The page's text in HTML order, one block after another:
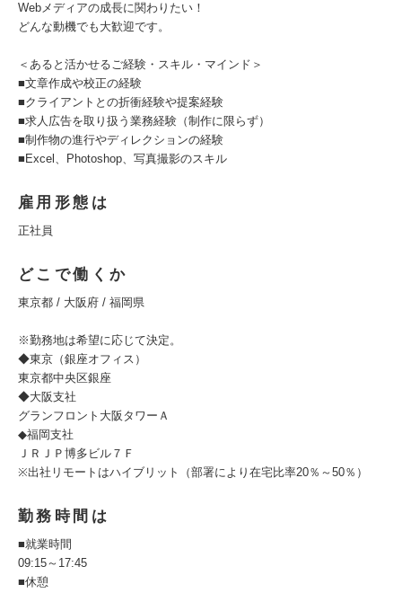
Webメディアの成長に関わりたい！
どんな動機でも大歓迎です。
＜あると活かせるご経験・スキル・マインド＞
■文章作成や校正の経験
■クライアントとの折衝経験や提案経験
■求人広告を取り扱う業務経験（制作に限らず）
■制作物の進行やディレクションの経験
■Excel、Photoshop、写真撮影のスキル
雇用形態は
正社員
どこで働くか
東京都 / 大阪府 / 福岡県
※勤務地は希望に応じて決定。
◆東京（銀座オフィス）
東京都中央区銀座
◆大阪支社
グランフロント大阪タワーＡ
◆福岡支社
ＪＲＪＰ博多ビル７Ｆ
※出社リモートはハイブリット（部署により在宅比率20％～50％）
勤務時間は
■就業時間
09:15～17:45
■休憩